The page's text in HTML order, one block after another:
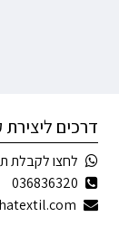
דרכים
לחצו לקבלת
036836320